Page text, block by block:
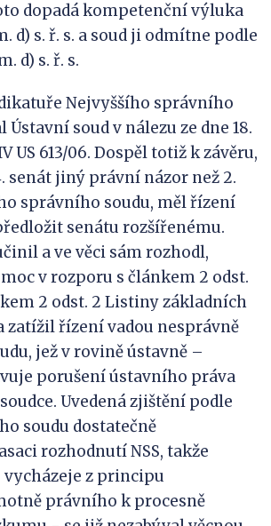
dopadá kompetenční výluka
d) s. ř. s. a soud ji odmítne podle
d) s. ř. s.
Nejvyššího správního
Ústavní soud v nálezu ze dne 18.
US 613/06. Dospěl totiž k závěru,
senát jiný právní názor než 2.
správního soudu, měl řízení
senátu rozšířenému.
a ve věci sám rozhodl,
v rozporu s článkem 2 odst.
2 odst. 2 Listiny základních
zatížil řízení vadou nesprávně
jež v rovině ústavně –
porušení ústavního práva
Uvedená zjištění podle
soudu dostatečně
rozhodnutí NSS, takže
vycházeje z principu
právního k procesně